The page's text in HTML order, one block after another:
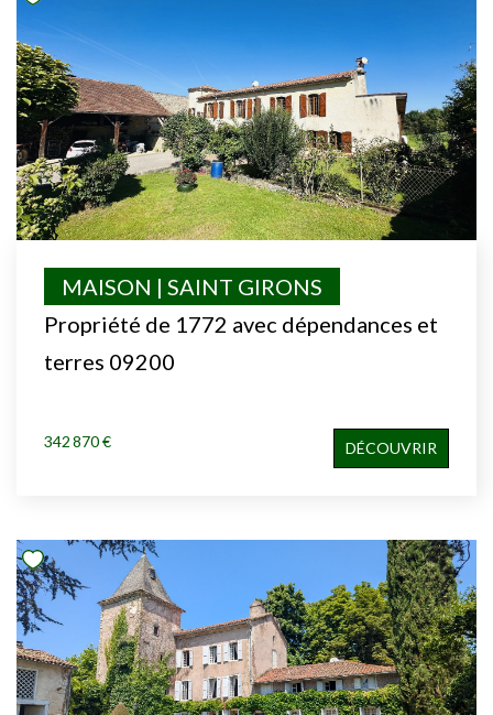
Propriété de 1772 avec dépendances et
terres 09200
MAISON | SAINT GIRONS
342 870 € DÉCOUVRIR